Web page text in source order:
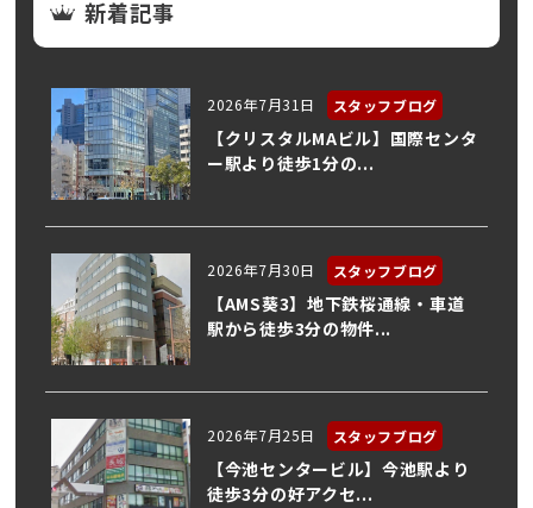
新着記事
2026年7月31日 スタッフブログ
【クリスタルMAビル】国際センタ
ー駅より徒歩1分の...
2026年7月30日 スタッフブログ
【AMS葵3】地下鉄桜通線・車道
駅から徒歩3分の物件...
2026年7月25日 スタッフブログ
【今池センタービル】今池駅より
徒歩3分の好アクセ...